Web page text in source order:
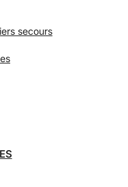
secours